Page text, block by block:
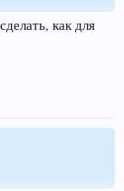
как для